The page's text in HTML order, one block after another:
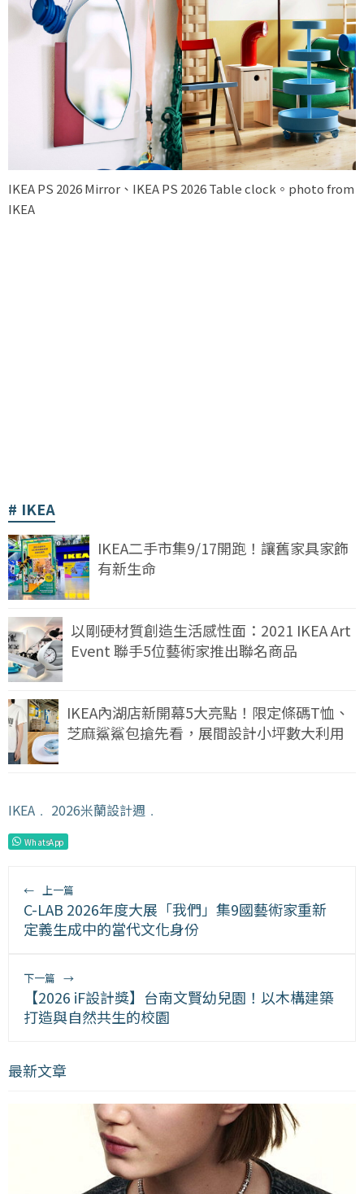
IKEA PS 2026 Mirror、IKEA PS 2026 Table clock。photo from
IKEA
IKEA
IKEA二手市集9/17開跑！讓舊家具家飾
有新生命
以剛硬材質創造生活感性面：2021 IKEA Art
Event 聯手5位藝術家推出聯名商品
IKEA內湖店新開幕5大亮點！限定條碼T恤、
芝麻鯊鯊包搶先看，展間設計小坪數大利用
IKEA ﹒ 2026米蘭設計週 ﹒
WhatsApp
← 上一篇
C-LAB 2026年度大展「我們」集9國藝術家重新
定義生成中的當代文化身份
下一篇 →
【2026 iF設計獎】台南文賢幼兒園！以木構建築
打造與自然共生的校園
最新文章